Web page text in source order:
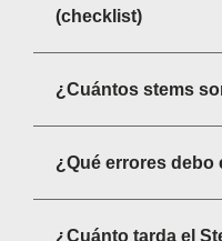
(checklist)
¿Cuántos stems
¿Qué errores debo
¿Cuánto tarda el